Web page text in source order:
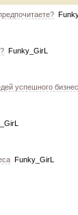
Funky_GirL
успешного
Funky_GirL